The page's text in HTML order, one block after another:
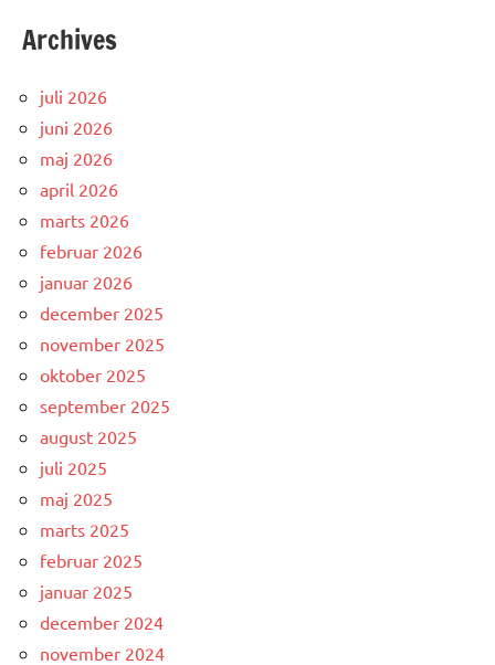
Archives
juli 2026
juni 2026
maj 2026
april 2026
marts 2026
februar 2026
januar 2026
december 2025
november 2025
oktober 2025
september 2025
august 2025
juli 2025
maj 2025
marts 2025
februar 2025
januar 2025
december 2024
november 2024